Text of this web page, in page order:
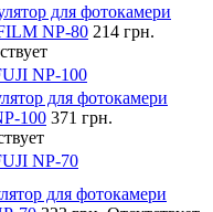
для фотокамери
NP-80 214 грн.
NP-100
для фотокамери
100 371 грн.
NP-70
для фотокамери